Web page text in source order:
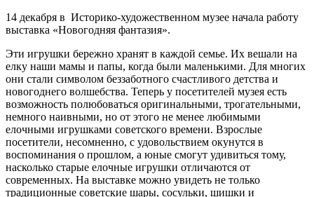
14 декабря в Историко-художественном музее начала работу
выставка «Новогодняя фантазия».
Эти игрушки бережно хранят в каждой семье. Их вешали на
елку наши мамы и папы, когда были маленькими. Для многих
они стали символом беззаботного счастливого детства и
новогоднего волшебства. Теперь у посетителей музея есть
возможность полюбоваться оригинальными, трогательными,
немного наивными, но от этого не менее любимыми
елочными игрушками советского времени. Взрослые
посетители, несомненно, с удовольствием окунутся в
воспоминания о прошлом, а юные смогут удивиться тому,
насколько старые елочные игрушки отличаются от
современных. На выставке можно увидеть не только
традиционные советские шары, сосульки, шишки и